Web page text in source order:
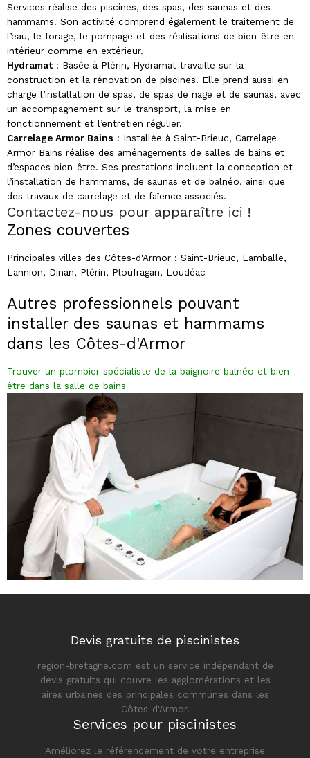
Services réalise des piscines, des spas, des saunas et des
hammams. Son activité comprend également le traitement de
l’eau, le forage, le pompage et des réalisations de bien-être en
intérieur comme en extérieur.
Hydramat : Basée à Plérin, Hydramat travaille sur la
construction et la rénovation de piscines. Elle prend aussi en
charge l’installation de spas, de spas de nage et de saunas, avec
un accompagnement sur le transport, la mise en
fonctionnement et l’entretien régulier.
Carrelage Armor Bains : Installée à Saint-Brieuc, Carrelage
Armor Bains réalise des aménagements de salles de bains et
d’espaces bien-être. Ses prestations incluent la conception et
l’installation de hammams, de saunas et de balnéo, ainsi que
des travaux de carrelage et de faïence associés.
Contactez-nous pour apparaître ici !
Zones couvertes
Principales villes des Côtes-d'Armor : Saint-Brieuc, Lamballe,
Lannion, Dinan, Plérin, Ploufragan, Loudéac
Autres professionnels pouvant
installer des saunas et hammams
dans les Côtes-d'Armor
Trouver un plombier spécialiste de la baignoire balnéo et bien-
être dans la salle de bains
Devis gratuits de piscinistes
region-bretagne.com est un service indépendant de
devis gratuits qui couvre les agglomérations et les
aires urbaines des principales communes dans les
Côtes-d'Armor.
Services pour piscinistes
Améliorez le référencement de votre entreprise